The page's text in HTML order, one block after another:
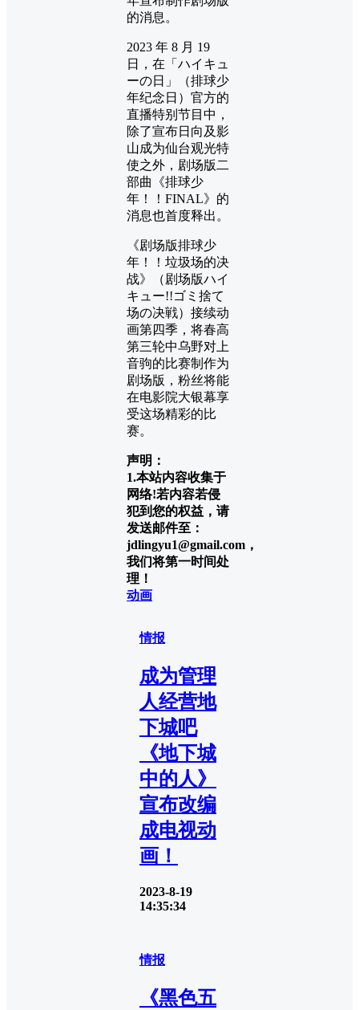
的消息。
2023 年 8 月 19
日，在「ハイキュ
ーの日」（排球少
年纪念日）官方的
直播特别节目中，
除了宣布日向及影
山成为仙台观光特
使之外，剧场版二
部曲《排球少
年！！FINAL》的
消息也首度释出。
《剧场版排球少
年！！垃圾场的决
战》（剧场版ハイ
キュー!!ゴミ捨て
场の决戦）接续动
画第四季，将春高
第三轮中乌野对上
音驹的比赛制作为
剧场版，粉丝将能
在电影院大银幕享
受这场精彩的比
赛。
声明：
1.本站内容收集于
网络!若内容若侵
犯到您的权益，请
发送邮件至：
jdlingyu1@gmail.com，
我们将第一时间处
理！
动画
情报
成为管理
人经营地
下城吧
《地下城
中的人》
宣布改编
成电视动
画！
2023-8-19
14:35:34
情报
《黑色五